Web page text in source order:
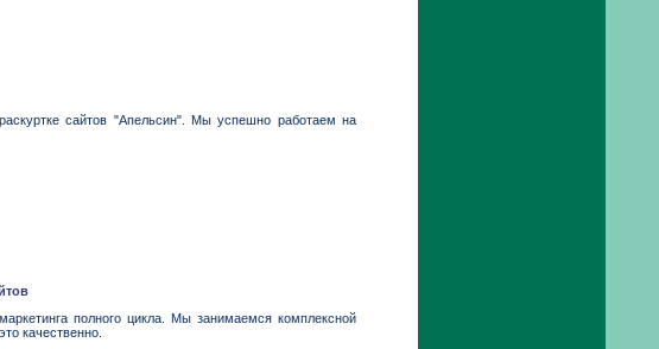
сайтов "Апельсин". Мы успешно работаем на
полного цикла. Мы занимаемся комплексной
качественно.